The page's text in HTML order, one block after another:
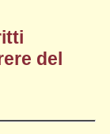
del